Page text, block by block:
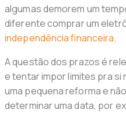
algumas demorem um
diferente comprar um
independência financeira.
A questão dos prazos é
e tentar impor limites pra si
uma pequena reforma e
determinar uma data, por